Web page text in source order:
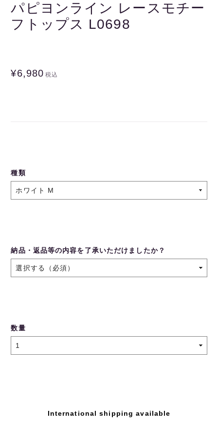
パピヨンライン レースモチー
フトップス L0698
¥6,980 税込
種類
納品・返品等の内容を了承いただけましたか？
数量
International shipping available